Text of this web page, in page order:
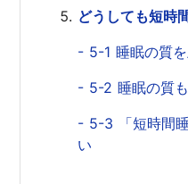
どうしても短時
- 5-1 睡眠の質
- 5-2 睡眠の質
- 5-3 「短時間
い